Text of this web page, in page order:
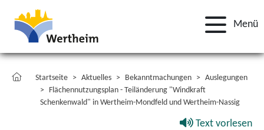
Menü
Startseite Aktuelles Bekanntmachungen
Auslegungen
Flächennutzungsplan - Teiländerung "Windkraft
Schenkenwald" in Wertheim-Mondfeld und Wertheim-Nassig
Text vorlesen